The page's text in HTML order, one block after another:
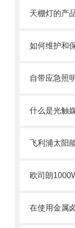
天棚灯的产
如何维护和
什么是光触
飞利浦太阳